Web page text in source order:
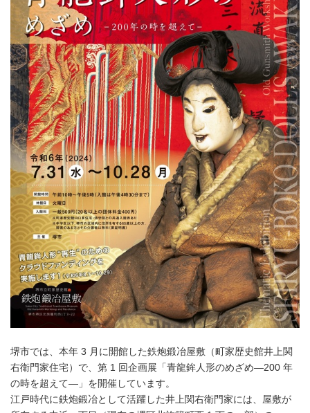
堺市では、本年 3 月に開館した鉄炮鍛冶屋敷（町家歴史館井上関
右衛門家住宅）で、第 1 回企画展「青龍鉾人形のめざめ―200 年
の時を超えて―」を開催しています。
江戸時代に鉄炮鍛冶として活躍した井上関右衛門家には、屋敷が